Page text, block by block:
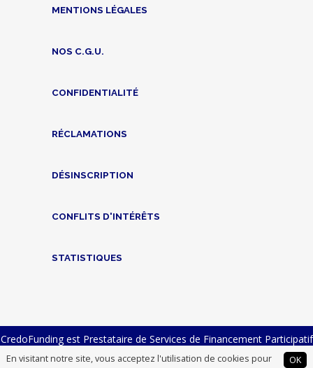
En visitant notre site, vous acceptez l'utilisation de cookies pour
OK
MENTIONS LÉGALES
NOS C.G.U.
CONFIDENTIALITÉ
RÉCLAMATIONS
DÉSINSCRIPTION
CONFLITS D'INTÉRÊTS
STATISTIQUES
CredoFunding est Prestataire de Services de Financement Participatif
n° FP-2023-23 et Intermédiaire en Financement Participatif n°